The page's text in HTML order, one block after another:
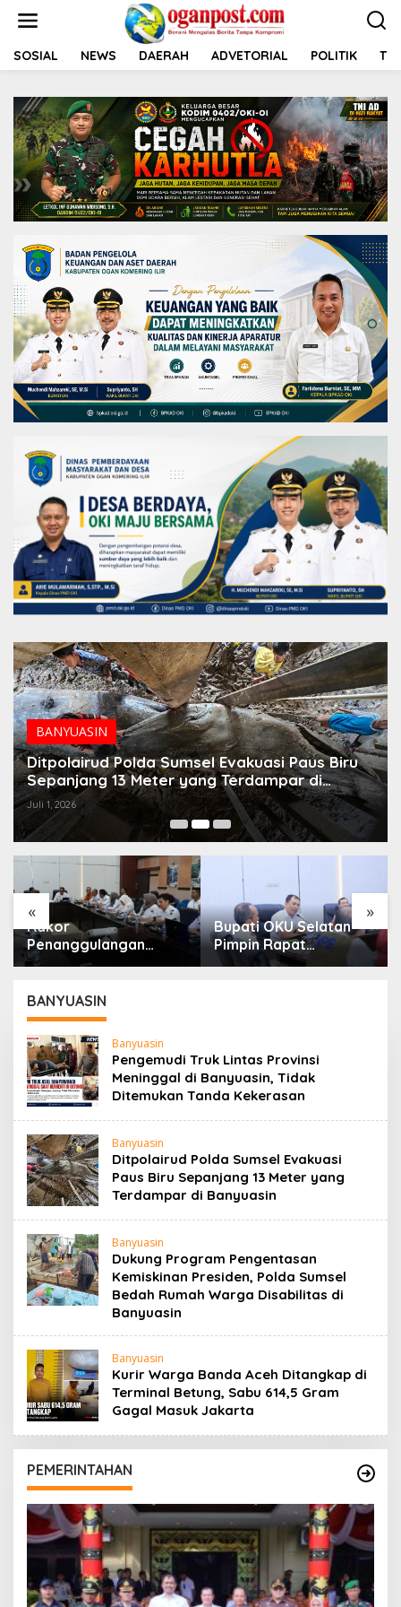
t
SOSIAL NEWS DAERAH ADVETORIAL POLITIK
BANYUASIN
Ditpolairud Polda Sumsel Evakuasi Paus Biru
Sepanjang 13 Meter yang Terdampar di
Banyuasin
Juli 1, 2026
« »
Rakor
Penanggulangan
Kemiskinan Dan
Rumah, Pemkab OKU
Selatan Perkuat
Kolaborasi Dengan
Pemprov Sumsel
Bupati OKU Selatan
Pimpin Rapat
Koordinasi Verifikasi
BANYUASIN
Banyuasin
Pengemudi Truk Lintas Provinsi
Meninggal di Banyuasin, Tidak
Ditemukan Tanda Kekerasan
Banyuasin
Ditpolairud Polda Sumsel Evakuasi
Paus Biru Sepanjang 13 Meter yang
Terdampar di Banyuasin
Banyuasin
Dukung Program Pengentasan
Kemiskinan Presiden, Polda Sumsel
Bedah Rumah Warga Disabilitas di
Banyuasin
Banyuasin
Kurir Warga Banda Aceh Ditangkap di
Terminal Betung, Sabu 614,5 Gram
Gagal Masuk Jakarta
PEMERINTAHAN